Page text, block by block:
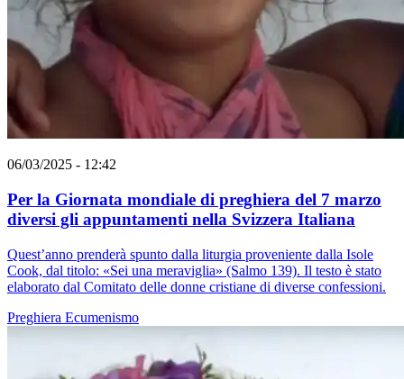
06/03/2025 - 12:42
Per la Giornata mondiale di preghiera del 7 marzo
diversi gli appuntamenti nella Svizzera Italiana
Quest’anno prenderà spunto dalla liturgia proveniente dalla Isole
Cook, dal titolo: «Sei una meraviglia» (Salmo 139). Il testo è stato
elaborato dal Comitato delle donne cristiane di diverse confessioni.
Preghiera Ecumenismo